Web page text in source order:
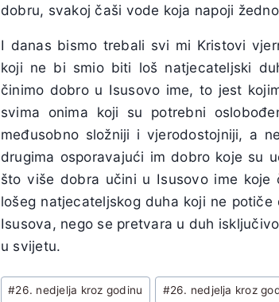
dobru, svakoj čaši vode koja napoji
I danas bismo trebali svi mi Kristovi
koji ne bi smio biti loš natjecateljski
činimo dobro u Isusovo ime, to jest
svima onima koji su potrebni
međusobno složniji i vjerodostojniji, a
drugima osporavajući im dobro koje su
što više dobra učini u Isusovo ime koje
lošeg natjecateljskog duha koji ne
Isusova, nego se pretvara u duh
u svijetu.
Post
#26. nedjelja kroz godinu #26. nedjelja kroz